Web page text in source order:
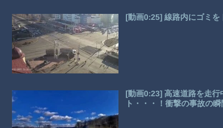
[動画0:25] 線路内にゴミを
[動画0:23] 高速道路を走
ト・・・！衝撃の事故の瞬